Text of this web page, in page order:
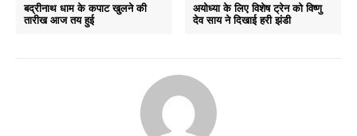
बद्रीनाथ धाम के कपाट खुलने की
तारीख आज तय हुई
अयोध्या के लिए विशेष ट्रेन को विष्णु
देव साय ने दिखाई हरी झंडी